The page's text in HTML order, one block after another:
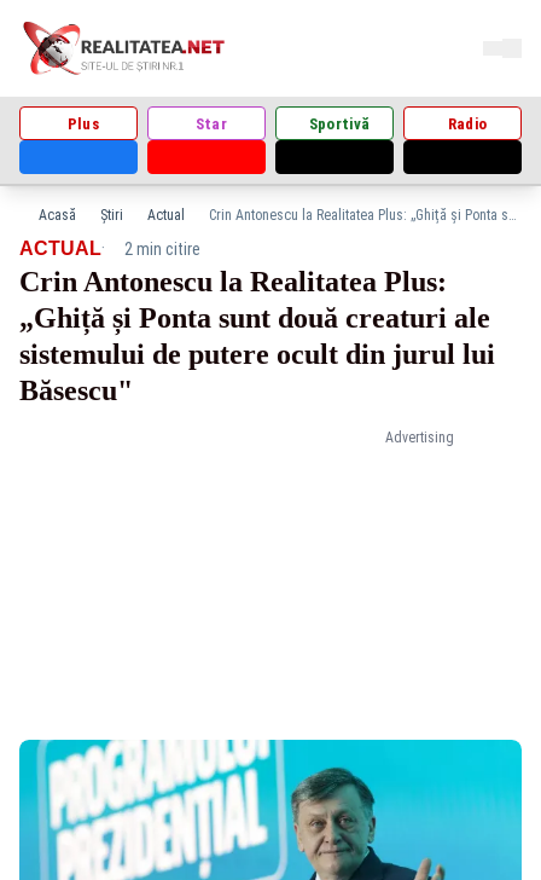
Plus Star Sportivă Radio
Acasă Știri Actual Crin Antonescu la Realitatea Plus: „Ghiță și Ponta sunt două creaturi ale sistemului de putere ocult din jurul lui Băsescu"
Advertising
ACTUAL· 2 min citire
Crin Antonescu la Realitatea Plus:
„Ghiță și Ponta sunt două creaturi ale
sistemului de putere ocult din jurul lui
Băsescu"